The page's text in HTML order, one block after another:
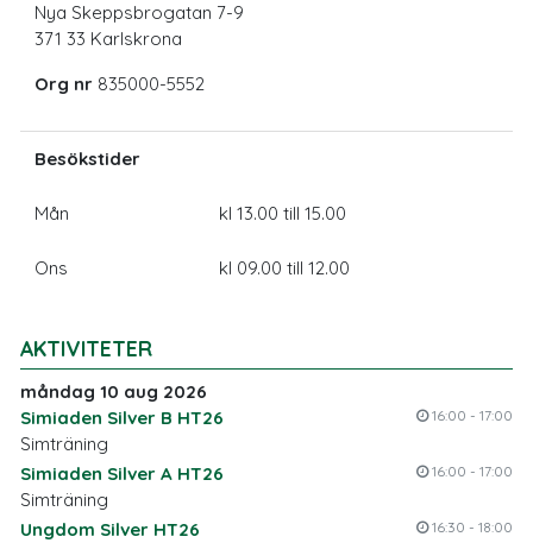
Nya Skeppsbrogatan 7-9
371 33 Karlskrona
Org nr 835000-5552
Besökstider
Mån kl 13.00 till 15.00
Ons kl 09.00 till 12.00
AKTIVITETER
måndag 10 aug 2026
Simiaden Silver B HT26
16:00 - 17:00
Simträning
Simiaden Silver A HT26
16:00 - 17:00
Simträning
Ungdom Silver HT26
16:30 - 18:00